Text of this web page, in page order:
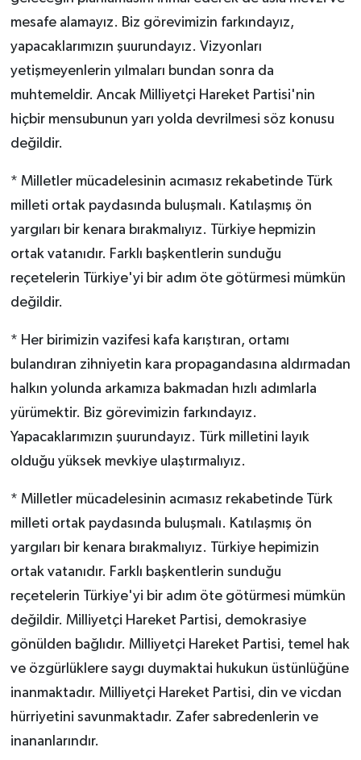
mesafe alamayız. Biz görevimizin farkındayız,
yapacaklarımızın şuurundayız. Vizyonları
yetişmeyenlerin yılmaları bundan sonra da
muhtemeldir. Ancak Milliyetçi Hareket Partisi'nin
hiçbir mensubunun yarı yolda devrilmesi söz konusu
değildir.
* Milletler mücadelesinin acımasız rekabetinde Türk
milleti ortak paydasında buluşmalı. Katılaşmış ön
yargıları bir kenara bırakmalıyız. Türkiye hepmizin
ortak vatanıdır. Farklı başkentlerin sunduğu
reçetelerin Türkiye'yi bir adım öte götürmesi mümkün
değildir.
* Her birimizin vazifesi kafa karıştıran, ortamı
bulandıran zihniyetin kara propagandasına aldırmadan
halkın yolunda arkamıza bakmadan hızlı adımlarla
yürümektir. Biz görevimizin farkındayız.
Yapacaklarımızın şuurundayız. Türk milletini layık
olduğu yüksek mevkiye ulaştırmalıyız.
* Milletler mücadelesinin acımasız rekabetinde Türk
milleti ortak paydasında buluşmalı. Katılaşmış ön
yargıları bir kenara bırakmalıyız. Türkiye hepimizin
ortak vatanıdır. Farklı başkentlerin sunduğu
reçetelerin Türkiye'yi bir adım öte götürmesi mümkün
değildir. Milliyetçi Hareket Partisi, demokrasiye
gönülden bağlıdır. Milliyetçi Hareket Partisi, temel hak
ve özgürlüklere saygı duymaktai hukukun üstünlüğüne
inanmaktadır. Milliyetçi Hareket Partisi, din ve vicdan
hürriyetini savunmaktadır. Zafer sabredenlerin ve
inananlarındır.